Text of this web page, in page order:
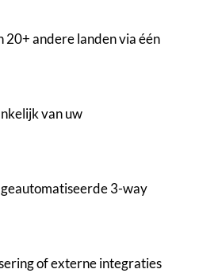
20+ andere landen via één
van uw
3-way
of externe integraties